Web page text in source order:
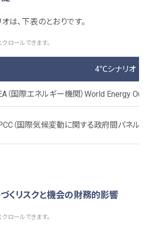
は、下表のとおりです。
ロールできます。
4℃シナリオ
（国際エネルギー機関）World Energy
（国際気候変動に関する政府間パネル
くリスクと機会の財務的影響
ロールできます。